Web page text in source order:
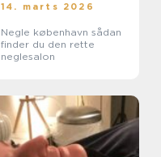
14. marts 2026
Negle københavn sådan
finder du den rette
neglesalon